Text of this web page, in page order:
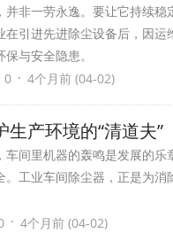
非一劳永逸。要让它持续稳
引进先进除尘设备后，因
与安全隐患。
0 · 4个月前 (04-02)
产环境的“清道夫”
间里机器的轰鸣是发展的
工业车间除尘器，正是为
· 4个月前 (04-02)